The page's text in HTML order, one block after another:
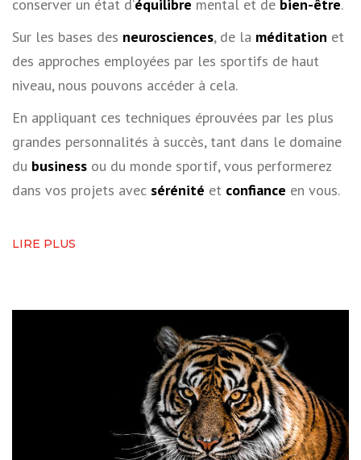
conserver un état d’équilibre mental et de bien-être.
Sur les bases des neurosciences, de la méditation et
des approches employées par les sportifs de haut
niveau, nous pouvons accéder à cela.
En appliquant ces techniques éprouvées par les plus
grandes personnalités à succès, tant dans le domaine
du business ou du monde sportif, vous performerez
dans vos projets avec sérénité et confiance en vous.
LIRE PLUS